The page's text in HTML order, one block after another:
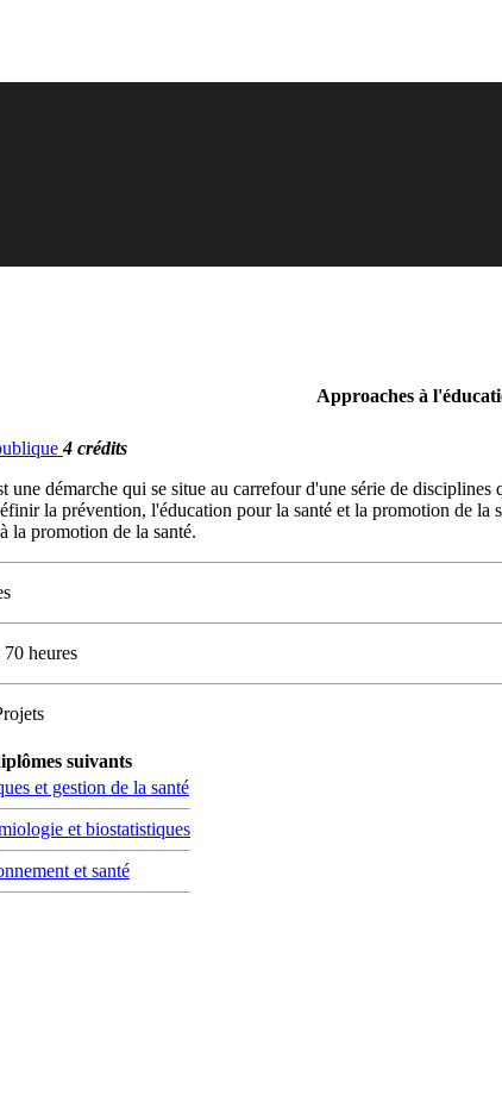
Approaches à
4 crédits
une démarche qui se situe au carrefour d'une série de
la prévention, l'éducation pour la santé et la promotion de
la promotion de la santé.
heures
suivants
et gestion de la santé
et biostatistiques
et santé